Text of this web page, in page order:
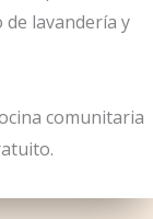
de lavandería y
comunitaria